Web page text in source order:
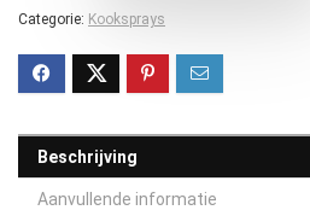
Categorie: Kooksprays
Beschrijving
Aanvullende informatie